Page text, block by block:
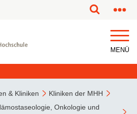
MENÜ
& Kliniken
Kliniken der MHH
Onkologie und